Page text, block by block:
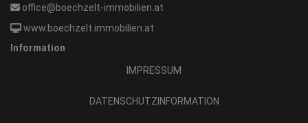
office@boechzelt-immobilien.at
www.boechzelt.immobilien.at
Information
IMPRESSUM
DATENSCHUTZINFORMATION